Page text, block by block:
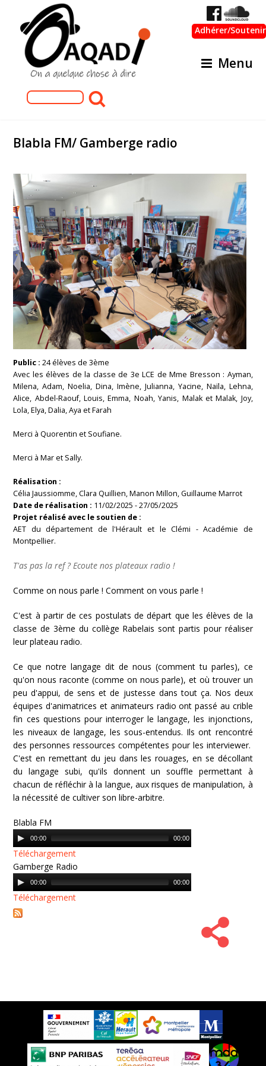
Menu
Adhérer/Soutenir
Formulaire de recherche
Rechercher
Blabla FM/ Gamberge radio
WhatsApp Image 2025-06-10 at 11.13.30(2).jpeg
Public :24 élèves de 3ème
Avec les élèves de la classe de 3e LCE de Mme Bresson : Ayman,
Milena, Adam, Noelia, Dina, Imène, Julianna, Yacine, Naïla, Lehna,
Alice, Abdel-Raouf, Louis, Emma, Noah, Yanis, Malak et Malak, Joy,
Lola, Elya, Dalia, Aya et Farah
Merci à Quorentin et Soufiane.
Merci à Mar et Sally.
Réalisation :
Célia Jaussiomme, Clara Quillien, Manon Millon, Guillaume Marrot
Date de réalisation : 11/02/2025 -27/05/2025
Projet réalisé avec le soutien de :
AET du département de l'Hérault et le Clémi - Académie de
Montpellier.
T'as pas la ref ? Ecoute nos plateaux radio !
Comme on nous parle ! Comment on vous parle !
C'est à partir de ces postulats de départ que les élèves de la
classe de 3ème du collège Rabelais sont partis pour réaliser
leur plateau radio.
Ce que notre langage dit de nous (comment tu parles), ce
qu'on nous raconte (comme on nous parle), et où trouver un
peu d'appui, de sens et de justesse dans tout ça. Nos deux
équipes d'animatrices et animateurs radio ont passé au crible
fin ces questions pour interroger le langage, les injonctions,
les niveaux de langage, les sous-entendus. Ils ont rencontré
des personnes ressources compétentes pour les interviewer.
C'est en remettant du jeu dans les rouages, en se décollant
du langage subi, qu'ils donnent un souffle permettant à
chacun de réfléchir à la langue, aux risques de manipulation, à
la nécessité de cultiver son libre-arbitre.
Blabla FM
Audio
Player
00:00 00:00
Téléchargement
Gamberge Radio
Audio
Player
00:00 00:00
Téléchargement